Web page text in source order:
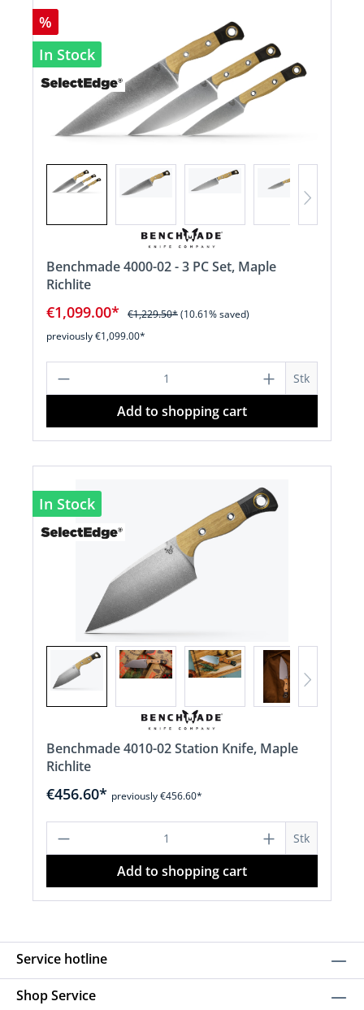
%
In Stock
Benchmade 4000-02 - 3 PC Set, Maple
Richlite
€1,099.00* €1,229.50*(10.61% saved)
previously €1,099.00*
Product Quantity: Enter the desired
Stk
Add to shopping cart
In Stock
Benchmade 4010-02 Station Knife, Maple
Richlite
€456.60* previously €456.60*
Product Quantity: Enter the desired
Stk
Add to shopping cart
Service hotline
Shop Service